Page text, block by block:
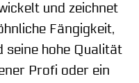
und zeichnet
Fängigkeit,
seine hohe Qualität
Profi oder ein